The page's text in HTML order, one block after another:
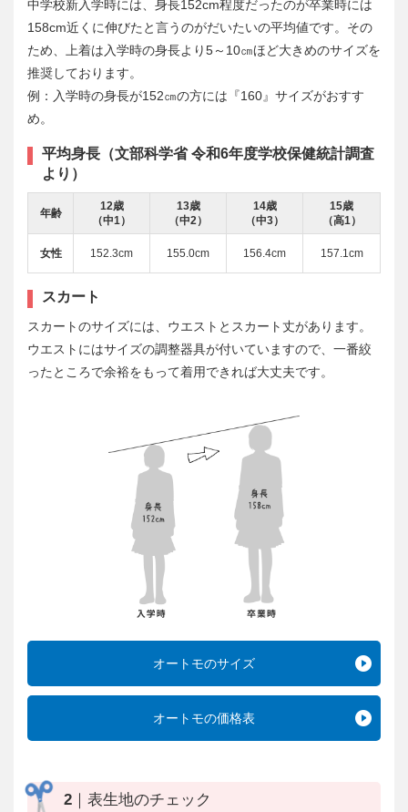
中学校新入学時には、身長152cm程度だったのが卒業時には
158cm近くに伸びたと言うのがだいたいの平均値です。その
ため、上着は入学時の身長より5～10㎝ほど大きめのサイズを
推奨しております。
例：入学時の身長が152㎝の方には『160』サイズがおすす
め。
平均身長（文部科学省 令和6年度学校保健統計調査
より）
年齢
12歳
（中1）
13歳
（中2）
14歳
（中3）
15歳
（高1）
女性 152.3cm 155.0cm 156.4cm 157.1cm
スカート
スカートのサイズには、ウエストとスカート丈があります。
ウエストにはサイズの調整器具が付いていますので、一番絞
ったところで余裕をもって着用できれば大丈夫です。
オートモのサイズ
オートモの価格表
2｜表生地のチェック